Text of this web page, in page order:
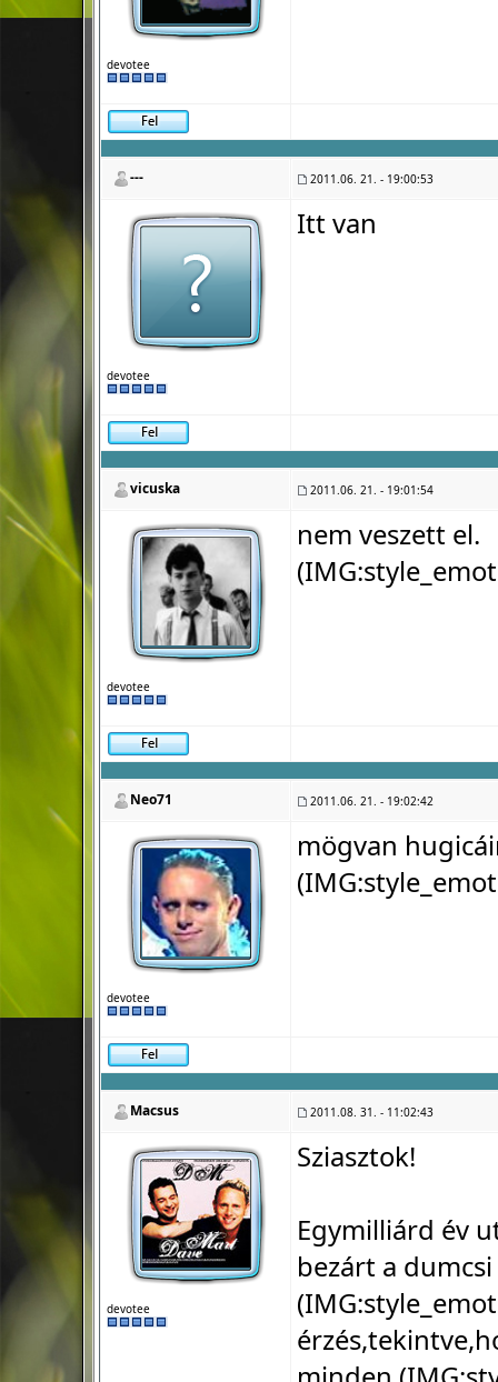
devotee
--- 2011.06. 21. - 19:00:53
devotee
Itt van
vicuska 2011.06. 21. - 19:01:54
devotee
nem veszett el.
(IMG:
Neo71 2011.06. 21. - 19:02:42
devotee
mögvan
(IMG:
Macsus 2011.08. 31. - 11:02:43
devotee
Sziasztok!
Egymilliárd év
bezárt a dumcsi
(IMG: